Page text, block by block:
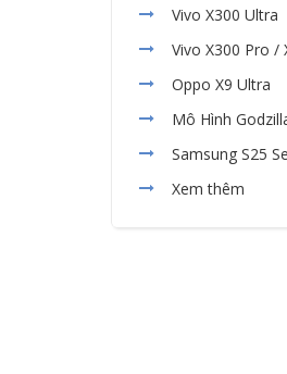
Vivo X300 Ultra
Vivo X300 Pro /
Oppo X9 Ultra
Mô Hình
Samsung S25
Xem thêm